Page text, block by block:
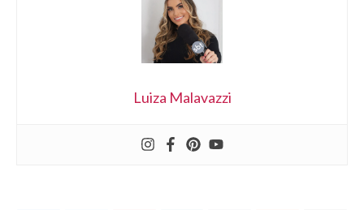
Luiza Malavazzi